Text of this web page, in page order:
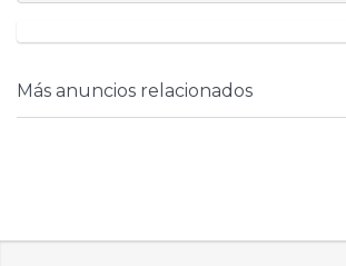
Más anuncios relacionados